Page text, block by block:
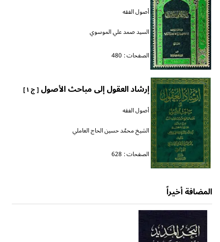
أصول الفقه
السيد صمد علي الموسوي
الصفحات : 480
إرشاد العقول إلى مباحث الأصول[ ج ١ ]
أصول الفقه
الشيخ محمّد حسين الحاج العاملي
الصفحات : 628
المضافة أخيراً